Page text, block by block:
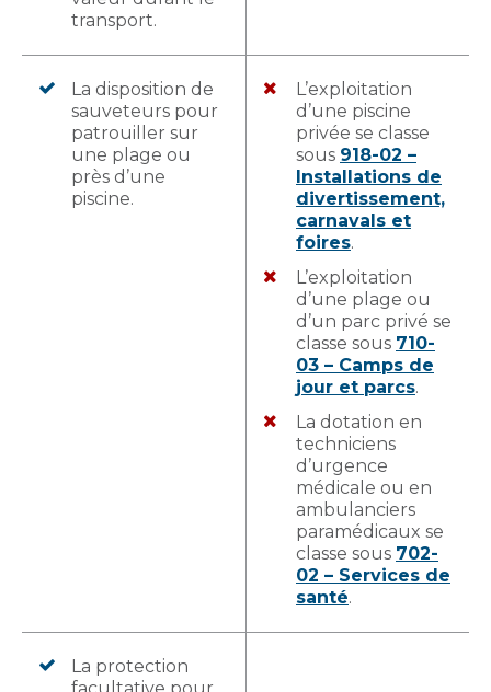
transport.
La disposition de
sauveteurs pour
patrouiller sur
une plage ou
près d’une
piscine.
L’exploitation
d’une piscine
privée se classe
sous 918-02 –
Installations de
divertissement,
carnavals et
foires.
L’exploitation
d’une plage ou
d’un parc privé se
classe sous 710-
03 – Camps de
jour et parcs.
La dotation en
techniciens
d’urgence
médicale ou en
ambulanciers
paramédicaux se
classe sous 702-
02 – Services de
santé.
La protection
facultative pour